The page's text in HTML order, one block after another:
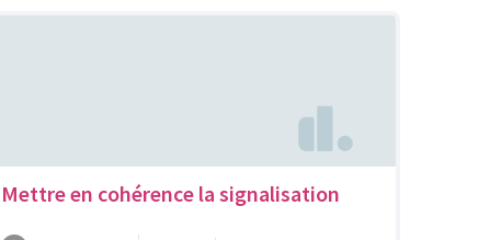
Mettre en cohérence la signalisation